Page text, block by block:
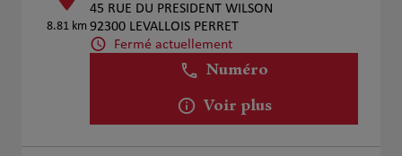
8.81 km
45 RUE DU PRESIDENT WILSON
92300 LEVALLOIS PERRET
Fermé actuellement
Numéro
Voir plus